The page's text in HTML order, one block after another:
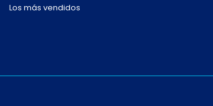
Los más vendidos